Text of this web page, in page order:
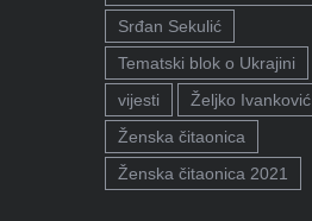
Srđan Sekulić
Tematski blok o Ukrajini
vijesti
Željko Ivanković
Ženska čitaonica
Ženska čitaonica 2021